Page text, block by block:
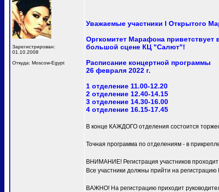
Зарегистрирован:
01.10.2008
Откуда: Moscow-Egypt
Уважаемые участники I Открытого
Оргкомитет Марафона приветствует
большой сцене КЦ "Салют"!
Расписание концертной программы
26 февраля 2022 г.
1 отделение 11.00-12.20
2 отделение 12.40-14.15
3 отделение 14.30-16.00
4 отделение 16.15-17.45
В конце КАЖДОГО отделения состоится
Точная программа по отделениям - в
ВНИМАНИЕ! Регистрация участников
Все участники должны прийти на
ВАЖНО! На регистрацию приходит